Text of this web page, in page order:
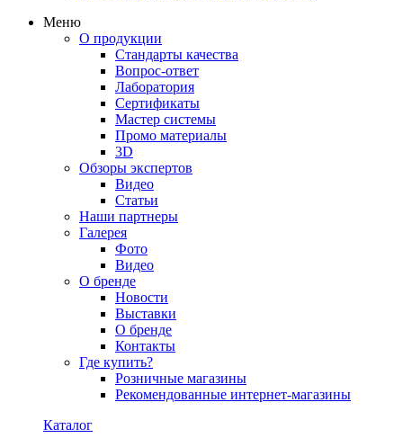
Меню
О продукции
Стандарты качества
Вопрос-ответ
Лаборатория
Сертификаты
Мастер системы
Промо материалы
3D
Обзоры экспертов
Видео
Статьи
Наши партнеры
Галерея
Фото
Видео
О бренде
Новости
Выставки
О бренде
Контакты
Где купить?
Розничные магазины
Рекомендованные интернет-магазины
Каталог